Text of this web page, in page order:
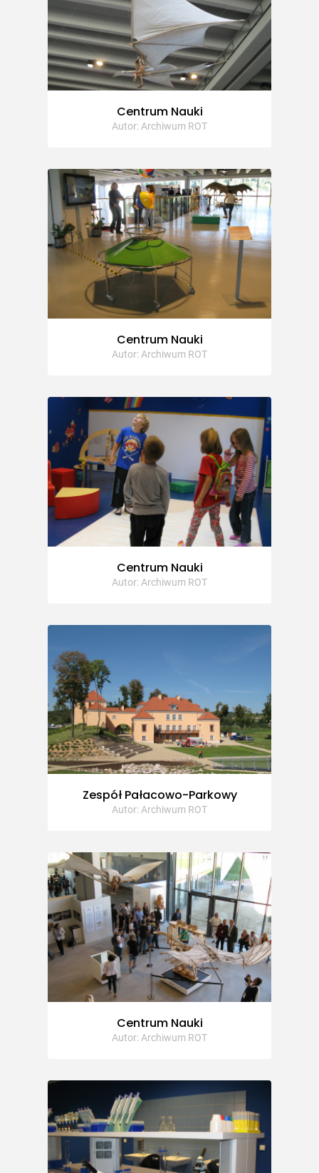
Centrum Nauki
Autor: Archiwum ROT
Centrum Nauki
Autor: Archiwum ROT
Centrum Nauki
Autor: Archiwum ROT
Zespół Pałacowo-Parkowy
Autor: Archiwum ROT
Centrum Nauki
Autor: Archiwum ROT